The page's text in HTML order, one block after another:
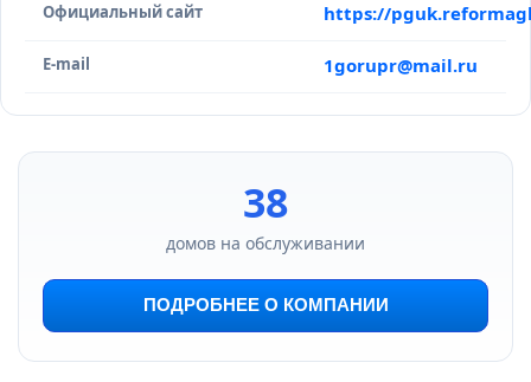
Официальный сайт https://
E-mail 1gorupr@mail.ru
38
домов на обслуживании
ПОДРОБНЕЕ О КОМПАНИИ